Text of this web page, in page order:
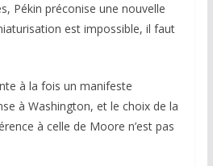
Pékin préconise une nouvelle
est impossible, il faut
à la fois un manifeste
à Washington, et le choix de la
à celle de Moore n’est pas